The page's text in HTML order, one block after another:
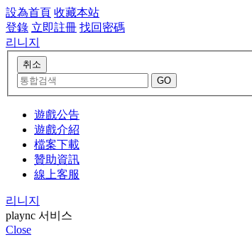
設為首頁 收藏本站
登錄 立即註冊 找回密碼
리니지
遊戲公告
遊戲介紹
檔案下載
贊助資訊
線上客服
리니지
plaync 서비스
Close